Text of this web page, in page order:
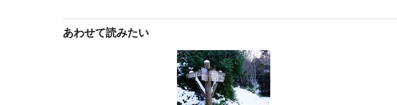
あわせて読みたい